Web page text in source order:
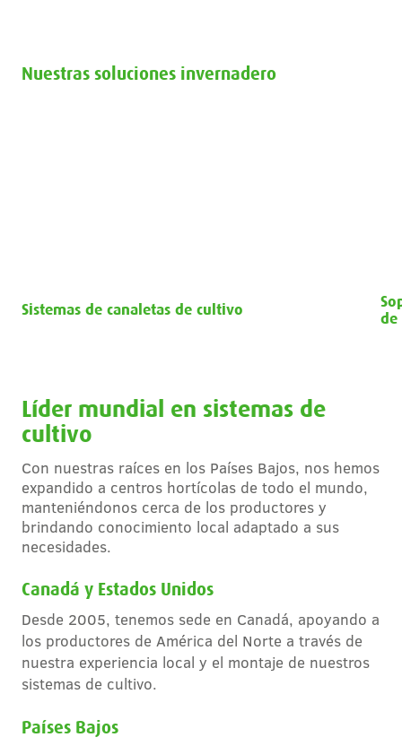
Nuestras soluciones invernadero
Sistemas de canaletas de cultivo
de
Líder mundial en sistemas de
cultivo
Con nuestras raíces en los Países Bajos, nos hemos
expandido a centros hortícolas de todo el mundo,
manteniéndonos cerca de los productores y
brindando conocimiento local adaptado a sus
necesidades.
Canadá y Estados Unidos
Desde 2005, tenemos sede en Canadá, apoyando a
los productores de América del Norte a través de
nuestra experiencia local y el montaje de nuestros
sistemas de cultivo.
Países Bajos